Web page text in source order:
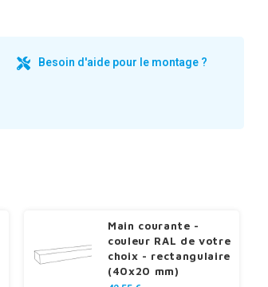
Besoin d'aide pour le montage ?
Main courante -
couleur RAL de votre
choix - rectangulaire
(40x20 mm)